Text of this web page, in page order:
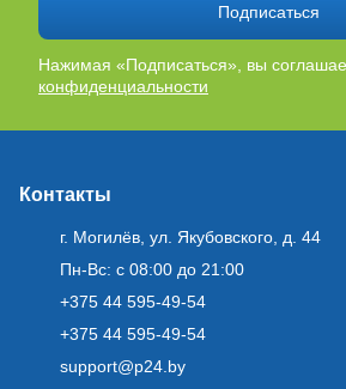
Подписаться
Нажимая «Подписаться», вы
конфиденциальности
Контакты
г. Могилёв, ул. Якубовского, д. 44
Пн-Вс: с 08:00 до 21:00
+375 44 595-49-54
+375 44 595-49-54
support@p24.by